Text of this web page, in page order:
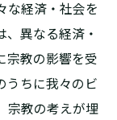
な経済・社会を
異なる経済・
宗教の影響を受
うちに我々のビ
宗教の考えが埋